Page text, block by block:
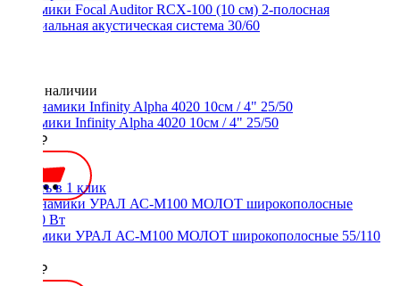
Динамики Focal Auditor RCX-100 (10 см) 2-полосная
коаксиальная акустическая система 30/60
Нет в наличии
Динамики Infinity Alpha 4020 10см / 4" 25/50
2800 ₽
Купить в 1 клик
Динамики УРАЛ АС-М100 МОЛОТ широкополосные 55/110
2500 ₽